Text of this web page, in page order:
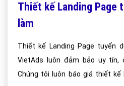
Thiết kế Landing Page
làm
Thiết kế Landing Page tuyển
VietAds luôn đảm bảo uy tín,
Chúng tôi luôn báo giá thiết kế